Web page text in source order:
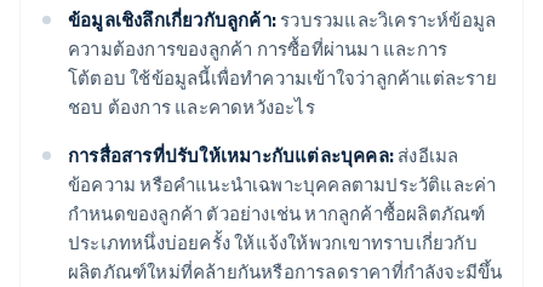
ข้อมูลเชิงลึกเกี่ยวกับลูกค้า: รวบรวมและวิเคราะห์ข้อมูล
ความต้องการของลูกค้า การซื้อที่ผ่านมา และการ
โต้ตอบ ใช้ข้อมูลนี้เพื่อทำความเข้าใจว่าลูกค้าแต่ละราย
ชอบ ต้องการ และคาดหวังอะไร
การสื่อสารที่ปรับให้เหมาะกับแต่ละบุคคล: ส่งอีเมล
ข้อความ หรือคำแนะนำเฉพาะบุคคลตามประวัติและค่า
กำหนดของลูกค้า ตัวอย่างเช่น หากลูกค้าซื้อผลิตภัณฑ์
ประเภทหนึ่งบ่อยครั้ง ให้แจ้งให้พวกเขาทราบเกี่ยวกับ
ผลิตภัณฑ์ใหม่ที่คล้ายกันหรือการลดราคาที่กำลังจะมีขึ้น